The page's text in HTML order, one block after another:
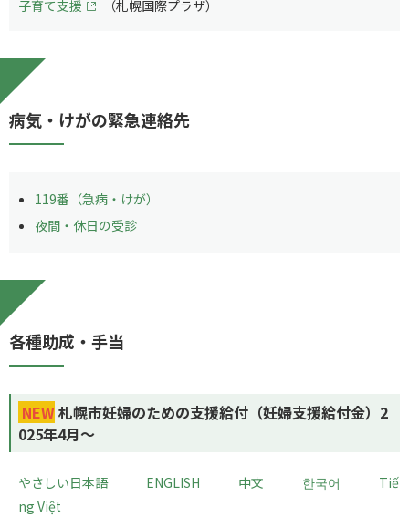
子育て支援 （札幌国際プラザ）
病気・けがの緊急連絡先
119番（急病・けが）
夜間・休日の受診
各種助成・手当
NEW札幌市妊婦のための支援給付（妊婦支援給付金）2
025年4月～
やさしい日本語 ENGLISH 中文 한국어
Tiế
ng Việt